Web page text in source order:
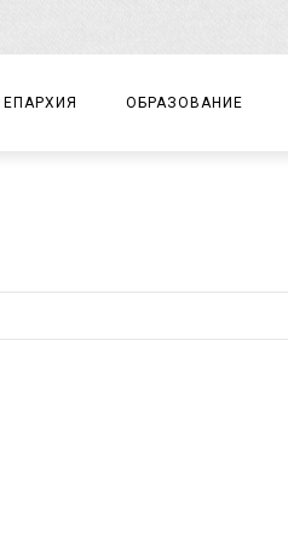
ЕПАРХИЯ
ДОКУМЕНТЫ
ЕПАРХИАЛЬНЫЕ ОТДЕЛЫ
ОБРАЗОВАНИЕ
ДЕТСКИЙ ТУРИЗМ